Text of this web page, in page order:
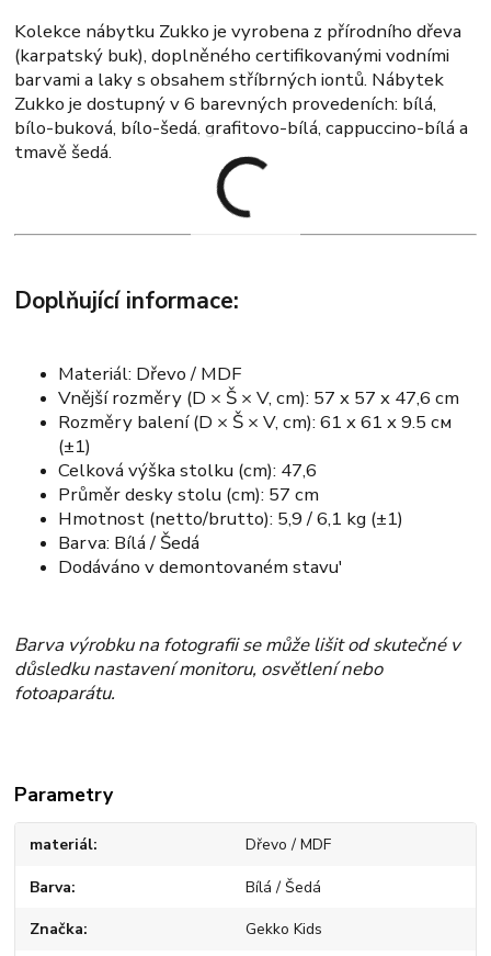
Kolekce nábytku Zukko je vyrobena z přírodního dřeva
(karpatský buk), doplněného certifikovanými vodními
barvami a laky s obsahem stříbrných iontů. Nábytek
Zukko je dostupný v 6 barevných provedeních: bílá,
bílo-buková, bílo-šedá, grafitovo-bílá, cappuccino-bílá a
tmavě šedá.
Doplňující informace:
Materiál: Dřevo / MDF
Vnější rozměry (D × Š × V, cm): 57 x 57 x 47,6 cm
Rozměry balení (D × Š × V, cm): 61 x 61 x 9.5 см
(±1)
Celková výška stolku (cm): 47,6
Průměr desky stolu (cm): 57 cm
Hmotnost (netto/brutto): 5,9 / 6,1 kg (±1)
Barva: Bílá / Šedá
Dodáváno v demontovaném stavu'
Barva výrobku na fotografii se může lišit od skutečné v
důsledku nastavení monitoru, osvětlení nebo
fotoaparátu.
Parametry
materiál Dřevo / MDF
Barva Bílá / Šedá
Značka Gekko Kids